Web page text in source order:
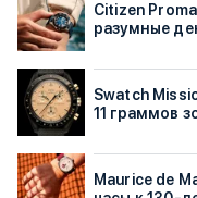
Citizen
разумные
Swatch
11 граммов
Maurice de